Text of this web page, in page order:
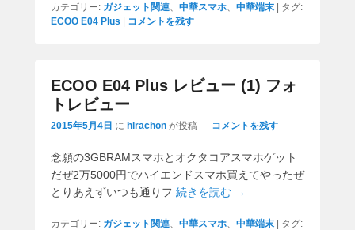
カテゴリー: ガジェット関連、 中華スマホ、 中華端末 | タグ:
ECOO E04 Plus | コメントを残す
ECOO E04 Plus レビュー (1) フォ
トレビュー
2015年5月4日 に hirachon が投稿 — コメントを残す
念願の3GBRAMスマホとオクタコアスマホゲット
だぜ2万5000円でハイエンドスマホ買えてやったぜ
とりあえずいつも通りフ 続きを読む →
カテゴリー: ガジェット関連、 中華スマホ、 中華端末 | タグ: